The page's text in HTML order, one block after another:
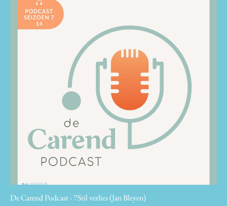
De Carend Podcast - 7Stil verlies (Jan Bleyen)